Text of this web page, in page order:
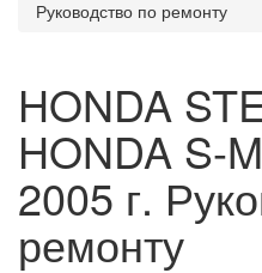
Руководство по ремонту
HONDA
HONDA S-
2005 г.
ремонту